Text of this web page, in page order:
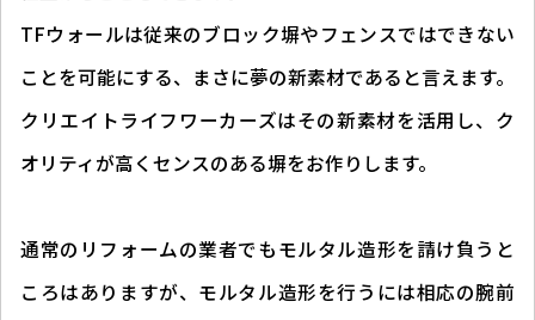
TFウォールは従来のブロック塀やフェンスではできない
ことを可能にする、まさに夢の新素材であると言えます。
クリエイトライフワーカーズはその新素材を活用し、ク
オリティが高くセンスのある塀をお作りします。
通常のリフォームの業者でもモルタル造形を請け負うと
ころはありますが、モルタル造形を行うには相応の腕前